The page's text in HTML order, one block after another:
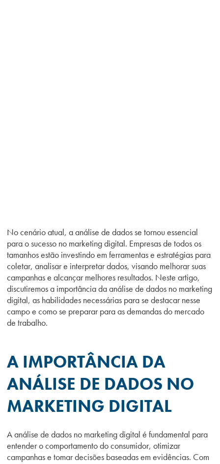
No cenário atual, a análise de dados se tornou essencial
para o sucesso no marketing digital. Empresas de todos os
tamanhos estão investindo em ferramentas e estratégias para
coletar, analisar e interpretar dados, visando melhorar suas
campanhas e alcançar melhores resultados. Neste artigo,
discutiremos a importância da análise de dados no marketing
digital, as habilidades necessárias para se destacar nesse
campo e como se preparar para as demandas do mercado
de trabalho.
A IMPORTÂNCIA DA
ANÁLISE DE DADOS NO
MARKETING DIGITAL
A análise de dados no marketing digital é fundamental para
entender o comportamento do consumidor, otimizar
campanhas e tomar decisões baseadas em evidências. Com